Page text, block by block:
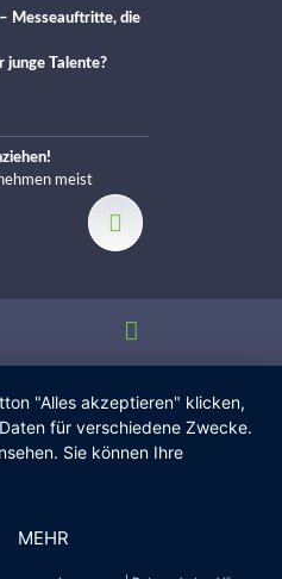
Messeauftritte, die
junge Talente?
meist
"Alles akzeptieren" klicken,
für verschiedene Zwecke.
Sie können Ihre
MEHR